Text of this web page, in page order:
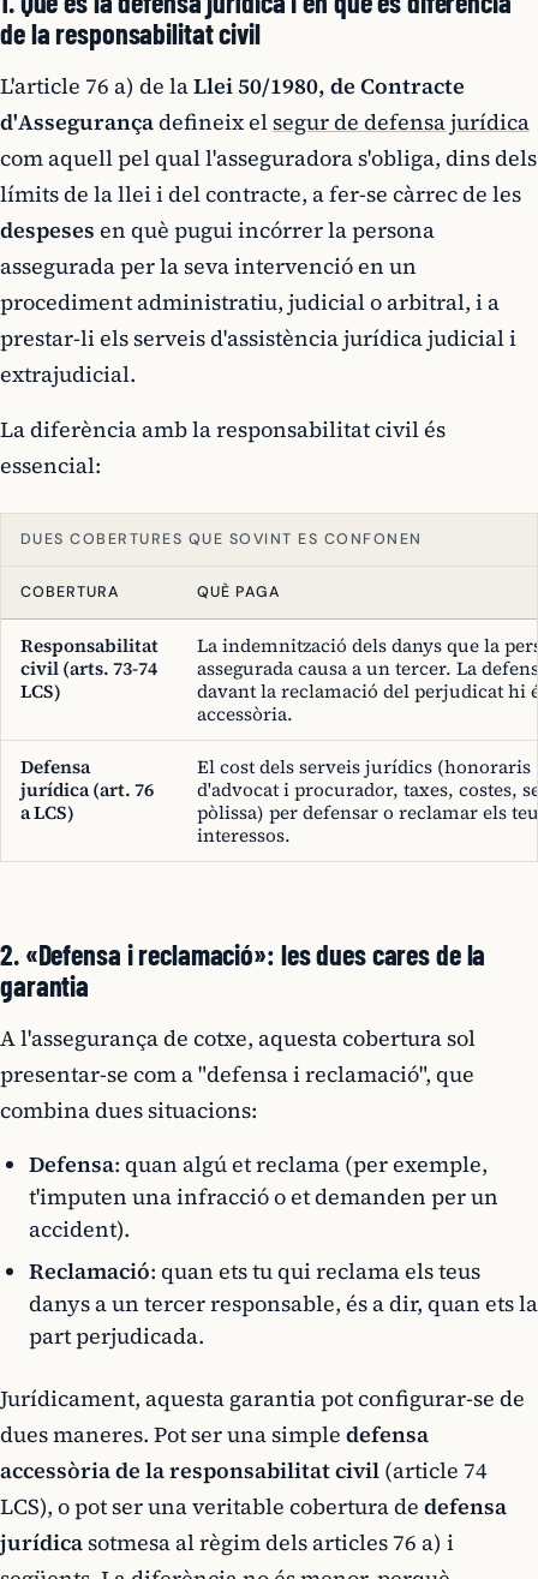
de la responsabilitat civil
L'article 76 a) de laLlei 50/1980, de Contracte
d'Assegurançadefineix elsegur de defensa jurídica
com aquell pel qual l'asseguradora s'obliga, dins dels
límits de la llei i del contracte, a fer-se càrrec de les
despeses en què pugui incórrer la persona
assegurada per la seva intervenció en un
procediment administratiu, judicial o arbitral, i a
prestar-li els serveis d'assistència jurídica judicial i
extrajudicial.
La diferència amb la responsabilitat civil és
essencial:
DUES COBERTURES QUE SOVINT ES CONFONEN
COBERTURA QUÈ PAGA
Responsabilitat
civil (arts. 73-74
LCS)
La indemnització dels danys que la
assegurada causa a un tercer. La
davant la reclamació del perjudicat hi
accessòria.
Defensa
jurídica (art. 76
a LCS)
El cost dels serveis jurídics (honoraris
d'advocat i procurador, taxes, costes,
pòlissa) per defensar o reclamar els
interessos.
2. «Defensa i reclamació»: les dues cares de la
garantia
A l'assegurança de cotxe, aquesta cobertura sol
presentar-se com a "defensa i reclamació", que
combina dues situacions:
Defensa: quan algú et reclama (per exemple,
t'imputen una infracció o et demanden per un
accident).
Reclamació: quan ets tu qui reclama els teus
danys a un tercer responsable, és a dir, quan ets la
part perjudicada.
Jurídicament, aquesta garantia pot configurar-se de
dues maneres. Pot ser una simple defensa
accessòria de la responsabilitat civil (article 74
LCS), o pot ser una veritable cobertura de defensa
jurídicasotmesa al règim dels articles 76 a) i